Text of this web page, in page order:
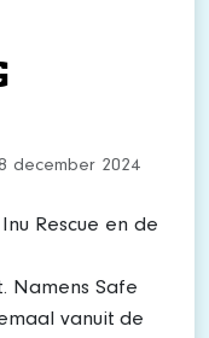
december 2024
Rescue en de
Namens Safe
vanuit de